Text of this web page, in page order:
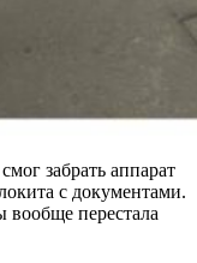
забрать аппарат
с документами.
перестала